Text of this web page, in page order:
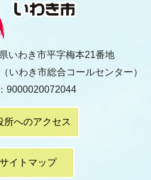
いわき市平字梅本21番地
（いわき市総合コールセンター）
9000020072044
所へのアクセス
サイトマップ